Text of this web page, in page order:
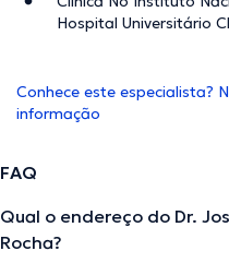
Hospital Universitário
Conhece este especialista?
informação
FAQ
Qual o endereço do Dr.
Rocha?